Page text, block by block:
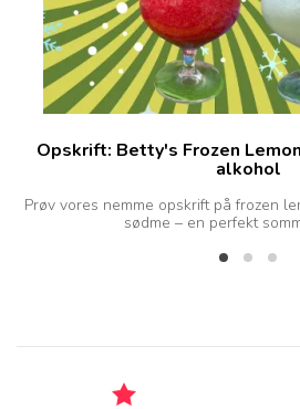
Opskrift: Betty's Frozen
alkohol
Prøv vores nemme opskrift på frozen
sødme – en perfekt